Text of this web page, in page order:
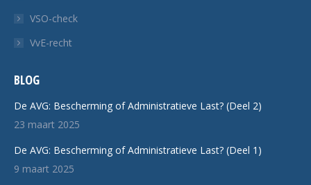
VSO-check
VvE-recht
BLOG
De AVG: Bescherming of Administratieve Last? (Deel 2)
23 maart 2025
De AVG: Bescherming of Administratieve Last? (Deel 1)
9 maart 2025